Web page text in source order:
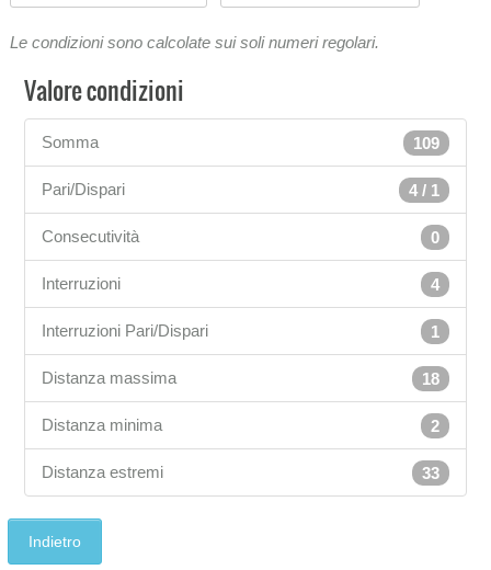
Le condizioni sono calcolate sui soli numeri regolari.
Valore condizioni
109
Somma
4 / 1
Pari/Dispari
0
Consecutività
4
Interruzioni
1
Interruzioni Pari/Dispari
18
Distanza massima
2
Distanza minima
33
Distanza estremi